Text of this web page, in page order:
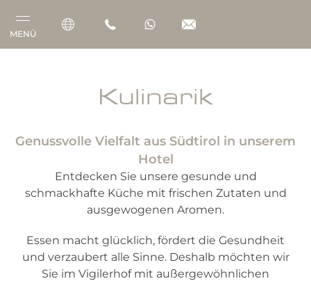
MENÜ
Gourmet
Wellness
Kulinarik
Genussvolle Vielfalt aus Südtirol in unserem
Hotel
Entdecken Sie unsere gesunde und
schmackhafte Küche mit frischen Zutaten und
ausgewogenen Aromen.
Essen macht glücklich, fördert die Gesundheit
und verzaubert alle Sinne. Deshalb möchten wir
Sie im Vigilerhof mit außergewöhnlichen